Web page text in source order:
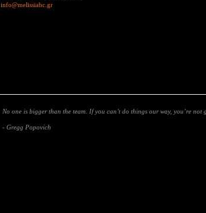
info@melissiabc.gr
No one is bigger than the team. If you can’t do things our way, you’re not
- Gregg Popovich